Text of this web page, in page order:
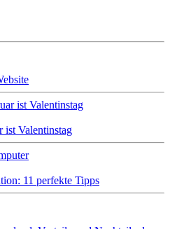
ist Valentinstag
11 perfekte Tipps